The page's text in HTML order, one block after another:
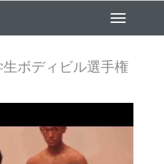
ボディビル選手権